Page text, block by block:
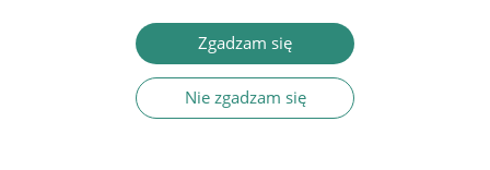
Zgadzam się
Nie zgadzam się
Słowo kluczowemetody opisu
struktury zjawisk